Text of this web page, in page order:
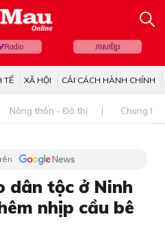
Radio ភាសាខ្មែរ
TẾ XÃ HỘI CẢI CÁCH HÀNH CHÍNH
Nông thôn - Đô thị Chung
dân tộc ở Ninh
nhịp cầu bê